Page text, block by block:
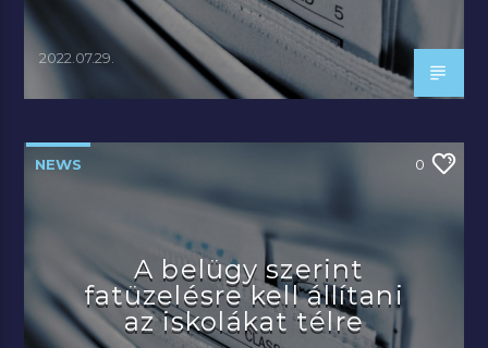
2022.07.29.
NEWS 0
A belügy szerint
fatüzelésre kell állítani
az iskolákat télre